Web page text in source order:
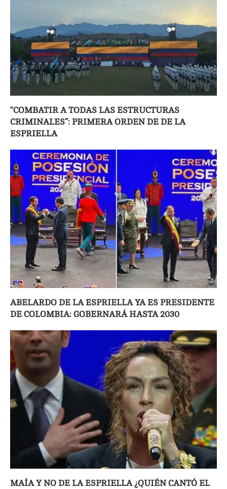
“COMBATIR A TODAS LAS ESTRUCTURAS
CRIMINALES”: PRIMERA ORDEN DE DE LA
ESPRIELLA
ABELARDO DE LA ESPRIELLA YA ES PRESIDENTE
DE COLOMBIA: GOBERNARÁ HASTA 2030
MAÍA Y NO DE LA ESPRIELLA ¿QUIÉN CANTÓ EL